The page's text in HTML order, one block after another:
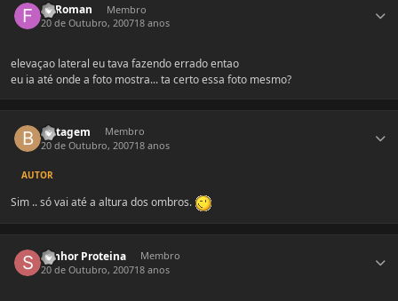
flpRoman
Membro
20 de Outubro, 200718 anos
elevaçao lateral eu tava fazendo errado entao
eu ia até onde a foto mostra... ta certo essa foto mesmo?
Britagem
Membro
20 de Outubro, 200718 anos
AUTOR
Sim .. só vai até a altura dos ombros.
Senhor Proteina
Membro
20 de Outubro, 200718 anos